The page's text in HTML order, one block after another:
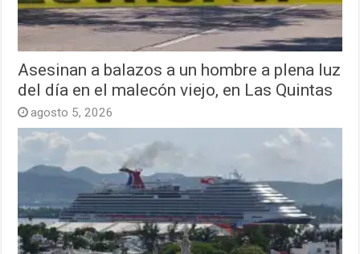
Asesinan a balazos a un hombre a plena luz
del día en el malecón viejo, en Las Quintas
agosto 5, 2026